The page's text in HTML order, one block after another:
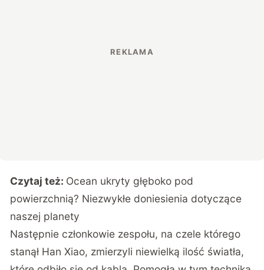
Czytaj też: Ocean ukryty głęboko pod
powierzchnią? Niezwykłe doniesienia dotyczące
naszej planety
Następnie członkowie zespołu, na czele którego
stanął Han Xiao, zmierzyli niewielką ilość światła,